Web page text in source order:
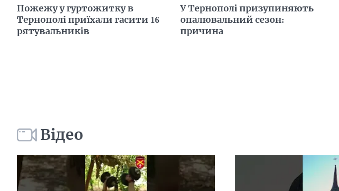
Пожежу у гуртожитку в
Тернополі приїхали гасити 16
рятувальників
У Тернополі призупиняють
опалювальний сезон:
причина
Відео